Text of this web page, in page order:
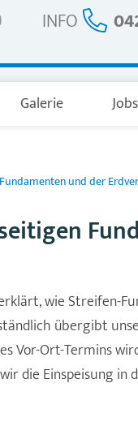
INFO
Galerie Jobs
und der
wie Streifen-
übergibt
Vor-Ort-Termins
die Einspeisung